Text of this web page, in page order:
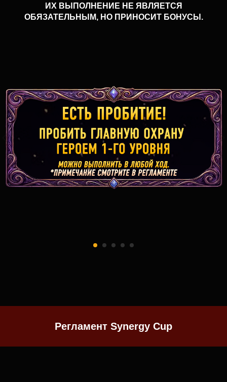
ИХ ВЫПОЛНЕНИЕ НЕ ЯВЛЯЕТСЯ
ОБЯЗАТЕЛЬНЫМ, НО ПРИНОСИТ БОНУСЫ.
Регламент Synergy Cup